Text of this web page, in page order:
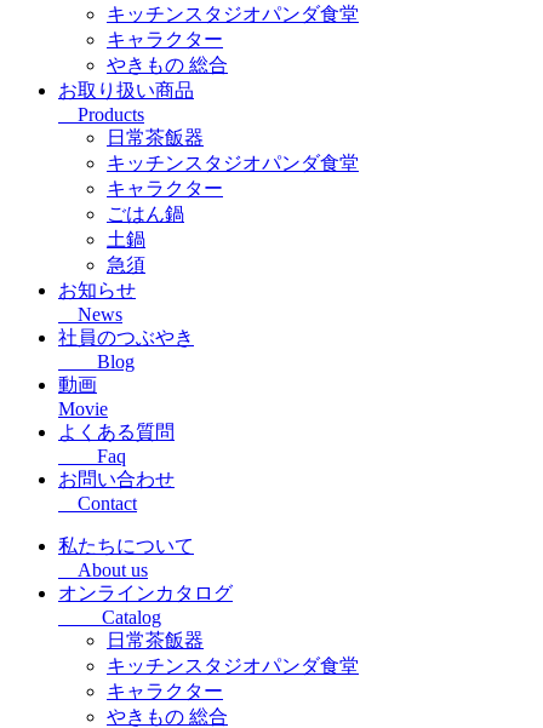
キッチンスタジオパンダ食堂
キャラクター
やきもの 総合
お取り扱い商品
Products
日常茶飯器
キッチンスタジオパンダ食堂
キャラクター
ごはん鍋
土鍋
急須
お知らせ
News
社員のつぶやき
Blog
動画
Movie
よくある質問
Faq
お問い合わせ
Contact
私たちについて
About us
オンラインカタログ
Catalog
日常茶飯器
キッチンスタジオパンダ食堂
キャラクター
やきもの 総合